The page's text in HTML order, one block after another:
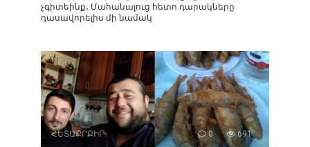
չգիտեինք․ Մահանալուց հետո դարակները
դասավորելիս մի նամակ
ՀԵՏԱՔՐՔԻՐ 0 691